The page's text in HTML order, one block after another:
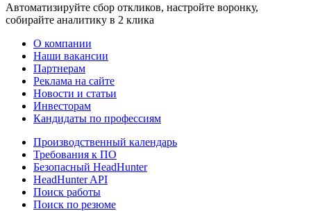
Автоматизируйте сбор откликов, настройте воронку,
собирайте аналитику в 2 клика
О компании
Наши вакансии
Партнерам
Реклама на сайте
Новости и статьи
Инвесторам
Кандидаты по профессиям
Производственный календарь
Требования к ПО
Безопасный HeadHunter
HeadHunter API
Поиск работы
Поиск по резюме